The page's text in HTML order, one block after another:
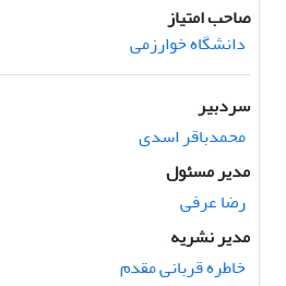
صاحب امتیاز
دانشگاه خوارزمی
سردبیر
محمدباقر اسدی
مدیر مسئول
رضا عرفی
مدیر نشریه
خاطره قربانی مقدم